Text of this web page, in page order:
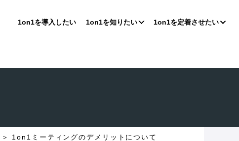
1on1を導入したい 1on1を知りたい 1on1を定着させたい
1on1ミーティングのデメリットについて